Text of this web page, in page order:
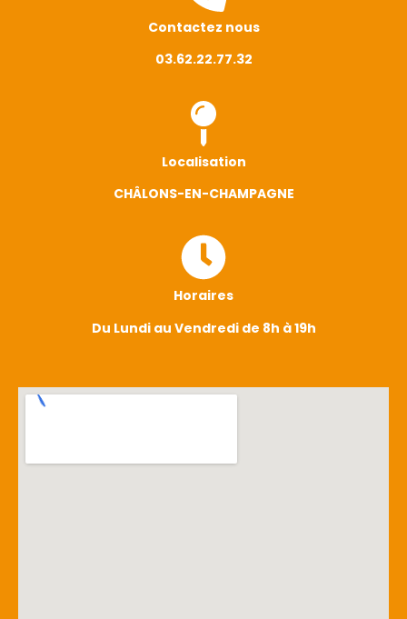
Contactez nous
03.62.22.77.32
Localisation
CHÂLONS-EN-CHAMPAGNE
Horaires
Du Lundi au Vendredi de 8h à 19h